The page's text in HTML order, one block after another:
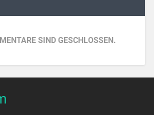
SIND GESCHLOSSEN.